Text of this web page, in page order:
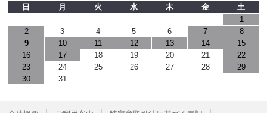
日
月 火 水 木 金
土
1
2
3 4 5 6 7
8
9
10 11 12 13 14
15
16
17 18 19 20 21
22
23
24 25 26 27 28
29
30
31